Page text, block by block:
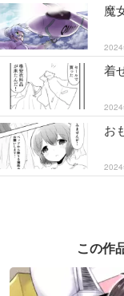
魔
2024
着
2024
お
2024
この作